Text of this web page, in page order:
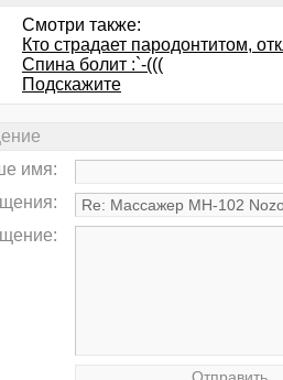
Смотри также:
Кто страдает пародонтитом,
Спина болит :`-(((
Подскажите
имя: